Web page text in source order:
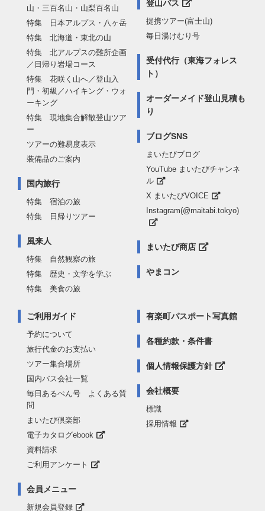
山・三百名山・山梨百名山
特集 日本アルプス・八ヶ岳
特集 北海道・東北の山
特集 北アルプスの難所企画
／日帰り岩場コース
特集 花咲く山へ／登山入
門・初級／ハイキング・ウォ
ーキング
特集 現地集合解散登山ツア
ー
ツアーの難易度表示
装備品のご案内
国内旅行
特集 宿泊の旅
特集 日帰りツアー
風来人
特集 自然観察の旅
特集 歴史・文学を学ぶ
特集 美食の旅
登山バス
提携ツアー(富士山)
毎日湯けむり号
受付代行（東海フォレス
ト）
オーダーメイド登山見積も
り
ブログSNS
まいたびブログ
YouTube まいたびチャンネ
ル
X まいたびVOICE
Instagram(@maitabi.tokyo)
まいたび商店
やまコン
ご利用ガイド
予約について
旅行代金のお支払い
ツアー集合場所
国内バス会社一覧
毎日あるぺん号 よくある質
問
まいたび倶楽部
電子カタログebook
資料請求
ご利用アンケート
会員メニュー
新規会員登録
有楽町パスポート写真館
各種約款・条件書
個人情報保護方針
会社概要
標識
採用情報